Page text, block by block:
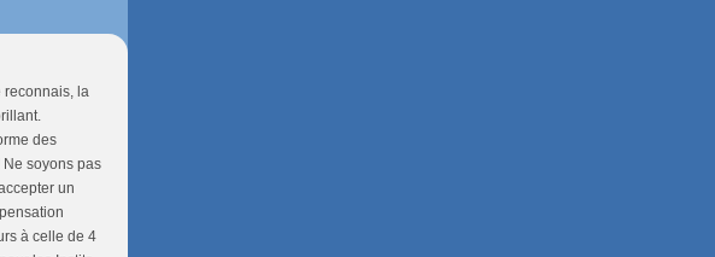
reconnais, la
des
Ne soyons pas
un
à celle de 4